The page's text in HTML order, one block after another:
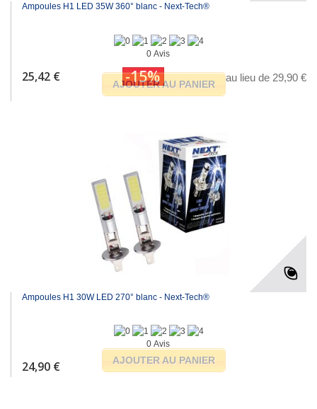
Ampoules H1 LED 35W 360° blanc - Next-Tech®
0 Avis
25,42 € au lieu de 29,90 €
-15%
AJOUTER AU PANIER
Ampoules H1 30W LED 270° blanc - Next-Tech®
0 Avis
24,90 € AJOUTER AU PANIER